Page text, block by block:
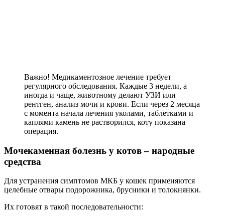
Важно! Медикаментозное лечение требует
регулярного обследования. Каждые 3 недели, а
иногда и чаще, животному делают УЗИ или
рентген, анализ мочи и крови. Если через 2 месяца
с момента начала лечения уколами, таблетками и
каплями камень не растворился, коту показана
операция.
Мочекаменная болезнь у котов – народные
средства
Для устранения симптомов МКБ у кошек применяются
целебные отвары подорожника, брусники и толокнянки.
Их готовят в такой последовательности: